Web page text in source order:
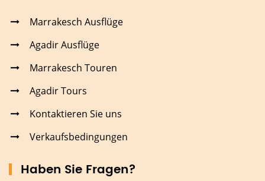
Marrakesch Ausflüge
Agadir Ausflüge
Marrakesch Touren
Agadir Tours
Kontaktieren Sie uns
Verkaufsbedingungen
Haben Sie Fragen?